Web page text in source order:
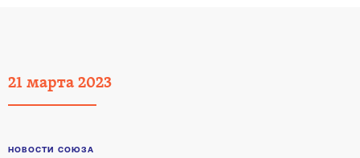
21марта2023
НОВОСТИ СОЮЗА